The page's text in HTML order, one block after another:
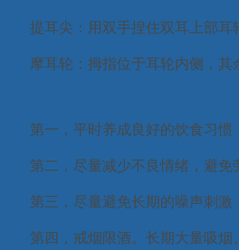
提耳尖：用双手捏住双耳上部耳
摩耳轮：拇指位于耳轮内侧，其
第一，平时养成良好的饮食习惯
第二，尽量减少不良情绪，避免
第三，尽量避免长期的噪声刺激
第四，戒烟限酒。长期大量吸烟